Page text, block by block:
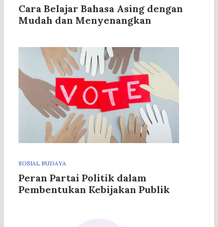
Cara Belajar Bahasa Asing dengan
Mudah dan Menyenangkan
SOSIAL BUDAYA
Peran Partai Politik dalam
Pembentukan Kebijakan Publik